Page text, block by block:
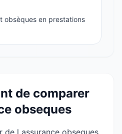
obsèques en prestations
de comparer
obseques
de l assurance obseques